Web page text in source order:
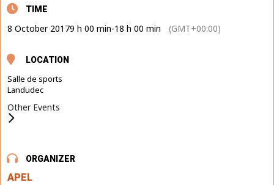
TIME
8 October 20179 h 00 min-18 h 00 min (GMT+00:00)
LOCATION
Salle de sports
Landudec
Other Events
ORGANIZER
APEL